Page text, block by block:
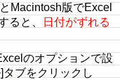
Macintosh版でExcel
ると、
日付がずれる
のオプションで設
ブをクリックし